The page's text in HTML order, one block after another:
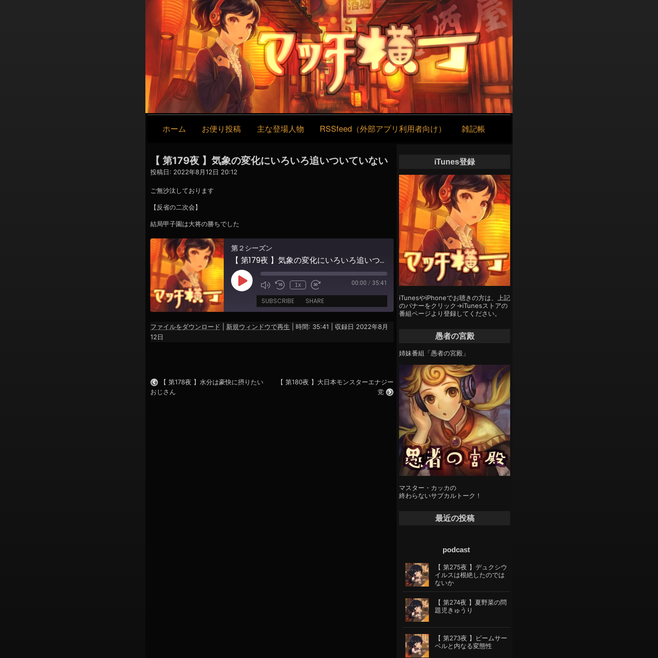
コ
ン
テ
ン
ツ
へ
ス
キ
ッ
プ
ナ
ビ
ゲ
ー
シ
ョ
ン
ホーム お便り投稿 主な登場人物 RSSfeed（外部アプリ利用者向け） 雑記帳
【 第179夜 】気象の変化にいろいろ追いついていない
投稿日: 2022年8月12日 20:12
ご無沙汰しております
【反省の二次会】
結局甲子園は大将の勝ちでした
第２シーズン
【 第179夜 】気象の変化にいろいろ追いついていない
Play
Episode
1x 00:00 / 35:41
SUBSCRIBE SHARE
SHARE
EMBED
ファイルをダウンロード 新規ウィンドウで再生 時間: 35:41
収録日 2022年8月
12日
【 第178夜 】水分は豪快に摂りたい
おじさん
【 第180夜 】大日本モンスターエナジー
党
iTunes登録
iTunesやiPhoneでお聴きの方は、上記
のバナーをクリック→iTunesストアの
番組ページより登録してください。
愚者の宮殿
姉妹番組「愚者の宮殿」
マスター・カッカの
終わらないサブカルトーク！
最近の投稿
podcast
【 第275夜 】デュクシウ
イルスは根絶したのでは
ないか
【 第274夜 】夏野菜の問
題児きゅうり
【 第273夜 】ビームサー
ベルと内なる変態性